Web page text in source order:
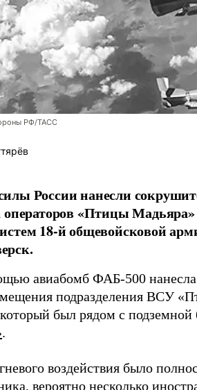
РФ/ТАСС
России нанесли
операторов «Птицы
18-й общевойсковой
авиабомб ФАБ-500
подразделения ВСУ
был рядом с подземной
.
воздействия было
вероятно несколько